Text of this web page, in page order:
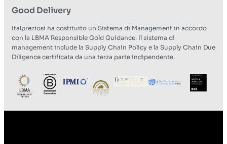
Good Delivery
Italpreziosi ha costituito un Sistema di Management in accordo
con la LBMA Responsible Gold Guidance. Il sistema di
management include la Supply Chain Policy e la Supply Chain Due
Diligence certificata da una terza parte indipendente.